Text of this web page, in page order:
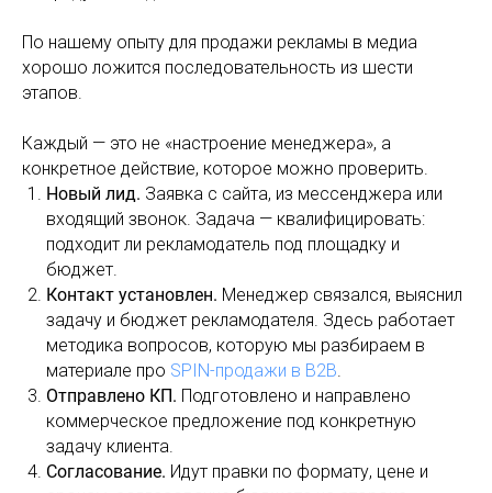
По нашему опыту для продажи рекламы в медиа
хорошо ложится последовательность из шести
этапов.
Каждый — это не «настроение менеджера», а
конкретное действие, которое можно проверить.
Новый лид. Заявка с сайта, из мессенджера или
входящий звонок. Задача — квалифицировать:
подходит ли рекламодатель под площадку и
бюджет.
Контакт установлен. Менеджер связался, выяснил
задачу и бюджет рекламодателя. Здесь работает
методика вопросов, которую мы разбираем в
материале про SPIN-продажи в B2B.
Отправлено КП. Подготовлено и направлено
коммерческое предложение под конкретную
задачу клиента.
Согласование. Идут правки по формату, цене и